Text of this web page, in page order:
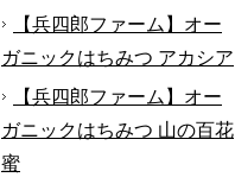
【兵四郎ファーム】オー
ガニックはちみつ アカシア
【兵四郎ファーム】オー
ガニックはちみつ 山の百花
蜜